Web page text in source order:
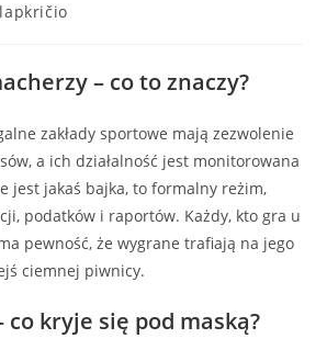
– co to znaczy?
zakłady sportowe mają zezwolenie
a ich działalność jest monitorowana
jest jakaś bajka, to formalny reżim,
podatków i raportów. Każdy, kto gra u
pewność, że wygrane trafiają na jego
ciemnej piwnicy.
co kryje się pod maską?